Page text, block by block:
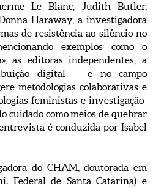
Le Blanc, Judith Butler,
Haraway, a investigadora
de resistência ao silêncio no
exemplos como o
as editoras independentes, a
digital — e no campo
metodologias colaborativas e
feministas e investigação-
cuidado como meios de quebrar
é conduzida por Isabel
do CHAM, doutorada em
Federal de Santa Catarina) e